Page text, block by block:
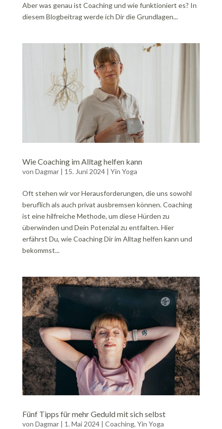
Aber was genau ist Coaching und wie funktioniert es? In
diesem Blogbeitrag werde ich Dir die Grundlagen...
Wie Coaching im Alltag helfen kann
von Dagmar| 15. Juni 2024| Yin Yoga
Oft stehen wir vor Herausforderungen, die uns sowohl
beruflich als auch privat ausbremsen können. Coaching
ist eine hilfreiche Methode, um diese Hürden zu
überwinden und Dein Potenzial zu entfalten. Hier
erfährst Du, wie Coaching Dir im Alltag helfen kann und
bekommst...
Fünf Tipps für mehr Geduld mit sich selbst
von Dagmar| 1. Mai 2024| Coaching, Yin Yoga